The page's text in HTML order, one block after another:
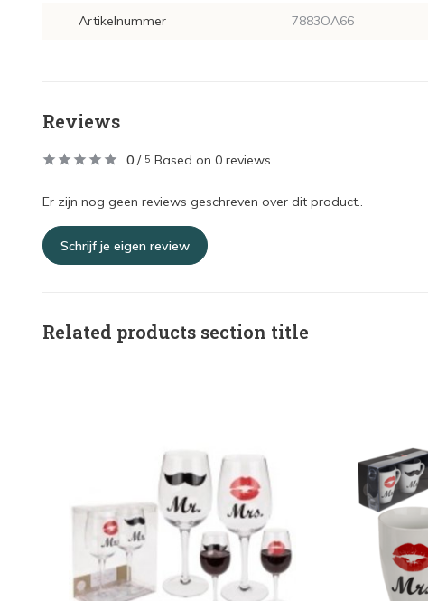
Artikelnummer 7883OA66
Reviews
0 / 5 Based on 0 reviews
Er zijn nog geen reviews geschreven over dit product..
Schrijf je eigen review
Related products section title